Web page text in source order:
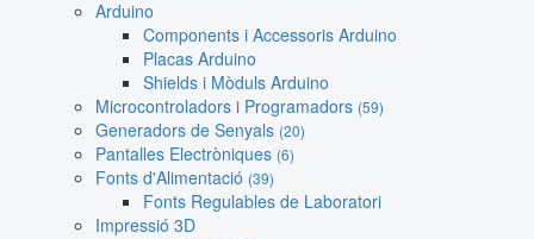
Arduino
Components i Accessoris Arduino
Placas Arduino
Shields i Mòduls Arduino
Microcontroladors i Programadors (59)
Generadors de Senyals (20)
Pantalles Electròniques (6)
Fonts d'Alimentació (39)
Fonts Regulables de Laboratori
Impressió 3D